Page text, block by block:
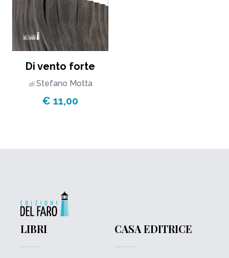
Di vento forte
di Stefano Motta
€ 11,00
LIBRI CASA EDITRICE